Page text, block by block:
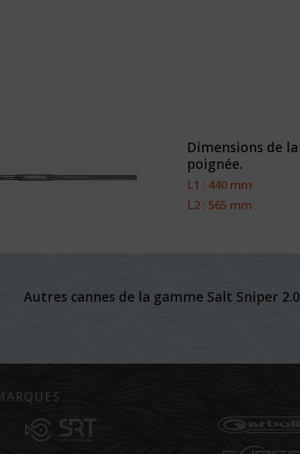
Dimensions de la
poignée.
L1 : 440 mm
L2 : 565 mm
Autres cannes de la gamme Salt Sniper 2.0